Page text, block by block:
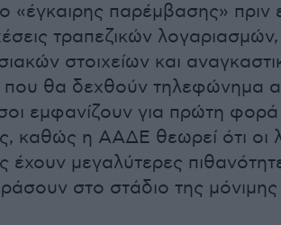
«έγκαιρης παρέμβασης» πριν
τραπεζικών
στοιχείων και
που θα δεχθούν τηλεφώνημα
εμφανίζουν για πρώτη
καθώς η ΑΑΔΕ θεωρεί ότι οι
έχουν μεγαλύτερες
στο στάδιο της